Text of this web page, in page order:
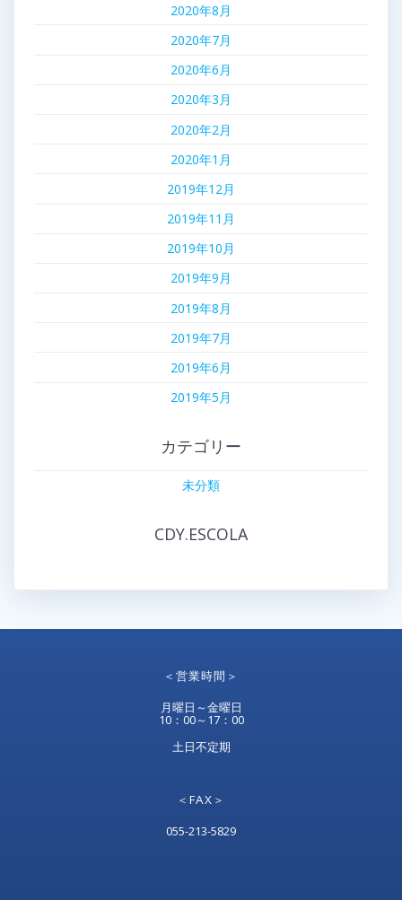
2020年8月
2020年7月
2020年6月
2020年3月
2020年2月
2020年1月
2019年12月
2019年11月
2019年10月
2019年9月
2019年8月
2019年7月
2019年6月
2019年5月
カテゴリー
未分類
CDY.ESCOLA
＜営業時間＞
月曜日～金曜日
10：00～17：00
土日不定期
＜FAX＞
055-213-5829